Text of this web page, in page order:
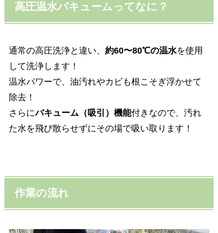
高圧温水バキュームってなに？
通常の高圧洗浄と違い、 約60〜80℃の温水を使用
して洗浄します！
温水パワーで、油汚れやカビも根こそぎ浮かせて
除去！
さらにバキューム（吸引）機能付きなので、汚れ
た水を飛び散らせずにその場で吸い取ります！
作業の流れ